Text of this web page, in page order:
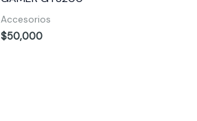
Accesorios
$50,000